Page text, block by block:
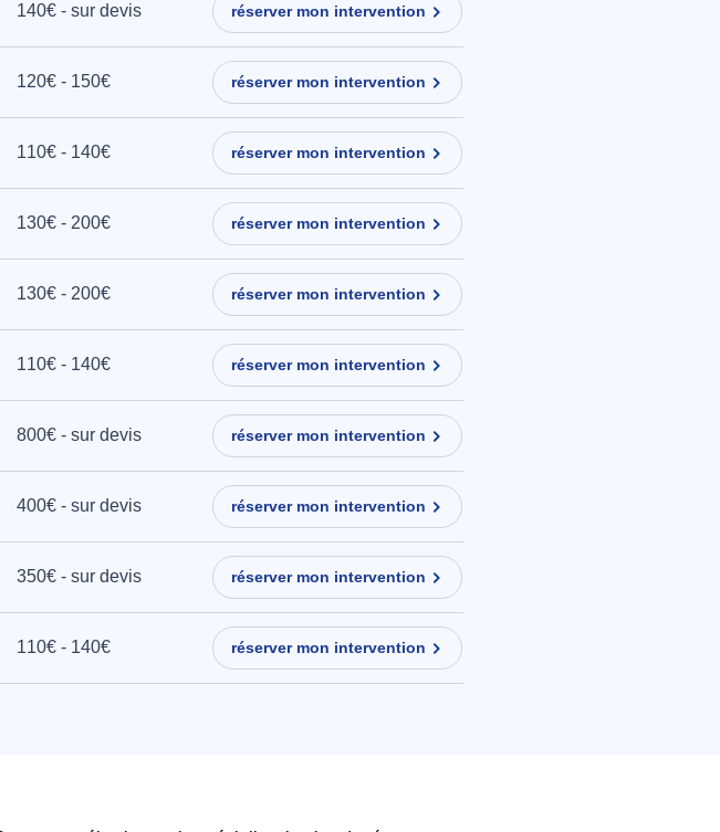
140€ - sur devis réserver mon intervention
120€ - 150€ réserver mon intervention
110€ - 140€ réserver mon intervention
130€ - 200€ réserver mon intervention
130€ - 200€ réserver mon intervention
110€ - 140€ réserver mon intervention
800€ - sur devis réserver mon intervention
400€ - sur devis réserver mon intervention
350€ - sur devis réserver mon intervention
110€ - 140€ réserver mon intervention